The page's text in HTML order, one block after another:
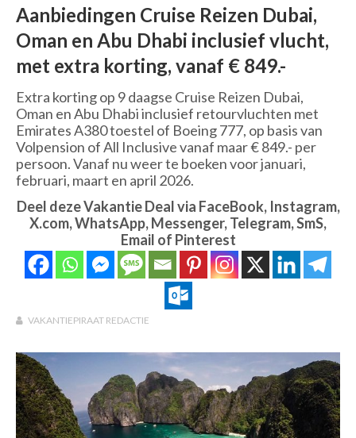
Aanbiedingen Cruise Reizen Dubai,
Oman en Abu Dhabi inclusief vlucht,
met extra korting, vanaf € 849.-
Extra korting op 9 daagse Cruise Reizen Dubai,
Oman en Abu Dhabi inclusief retourvluchten met
Emirates A380 toestel of Boeing 777, op basis van
Volpension of All Inclusive vanaf maar € 849.- per
persoon. Vanaf nu weer te boeken voor januari,
februari, maart en april 2026.
Deel deze Vakantie Deal via FaceBook, Instagram,
X.com, WhatsApp, Messenger, Telegram, SmS,
Email of Pinterest
VAKANTIEPIRAAT REDACTIE